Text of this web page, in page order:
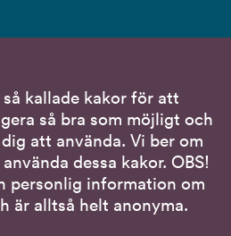
kallade kakor för att
så bra som möjligt och
att använda. Vi ber om
dessa kakor. OBS!
personlig information om
är alltså helt anonyma.